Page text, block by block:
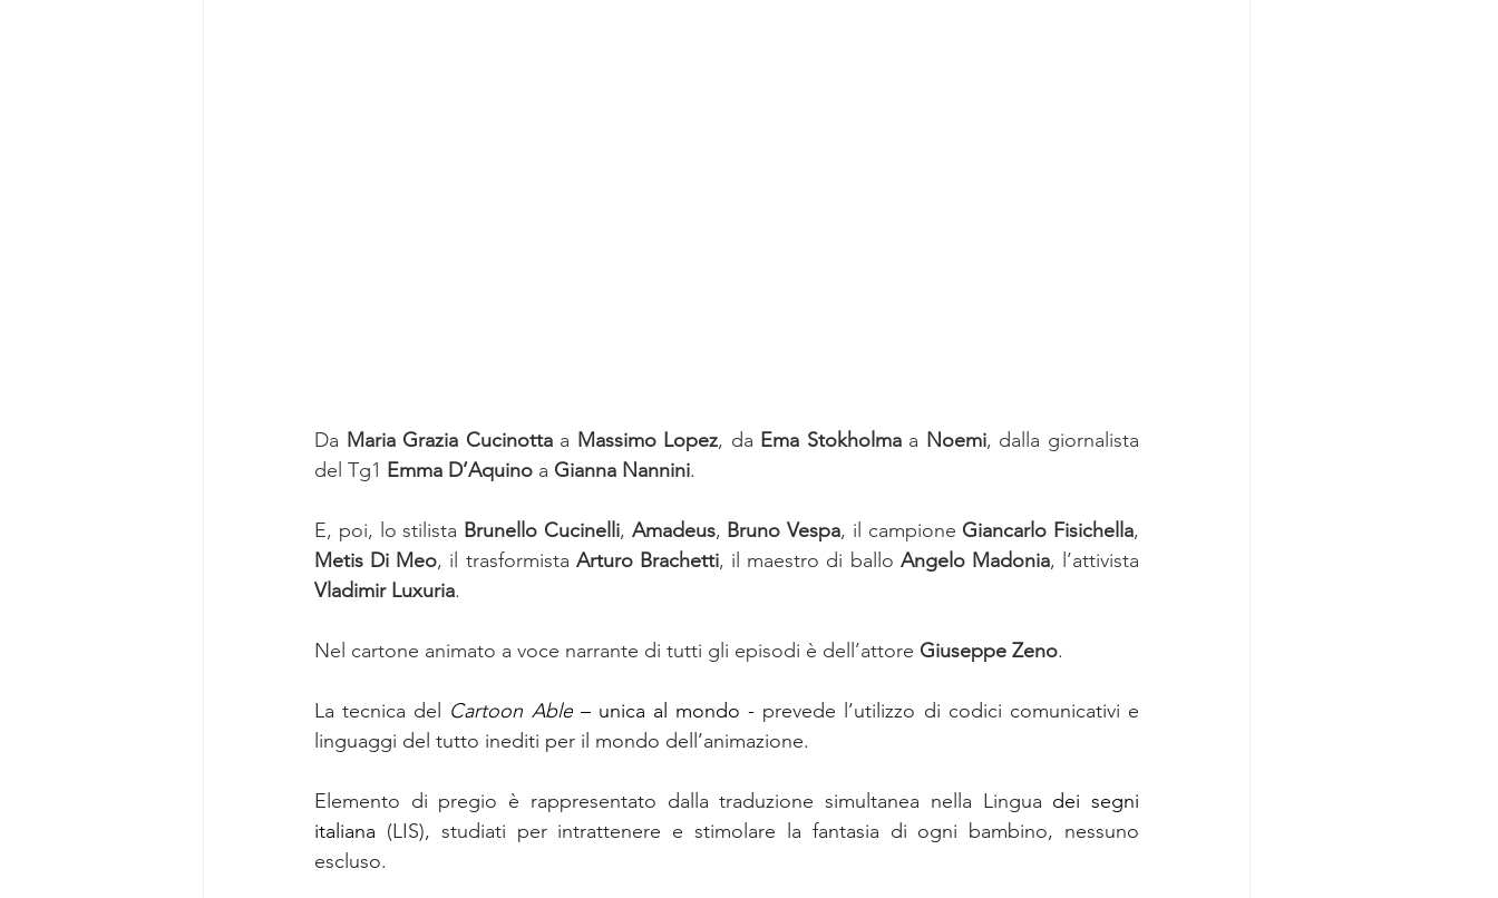
Da Maria Grazia Cucinotta a Massimo Lopez, da Ema Stokholma a Noemi, dalla giornalista
del Tg1 Emma D’Aquino a Gianna Nannini.
E, poi, lo stilista Brunello Cucinelli, Amadeus, Bruno Vespa, il campione Giancarlo Fisichella
Metis Di Meo, il trasformista Arturo Brachetti, il maestro di ballo Angelo Madonia
Vladimir Luxuria.
Nel cartone animato a voce narrante di tutti gli episodi è dell’attore Giuseppe Zeno.
La tecnica del Cartoon Able – unica al mondo - prevede l’utilizzo di codici comunicativi e
linguaggi del tutto inediti per il mondo dell’animazione.
Elemento di pregio è rappresentato dalla traduzione simultanea nella Lingua dei segni
italiana (LIS), studiati per intrattenere e stimolare la fantasia di ogni bambino, nessuno
escluso.